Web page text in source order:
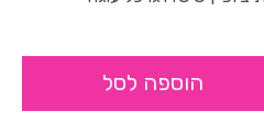
הוספה לסל